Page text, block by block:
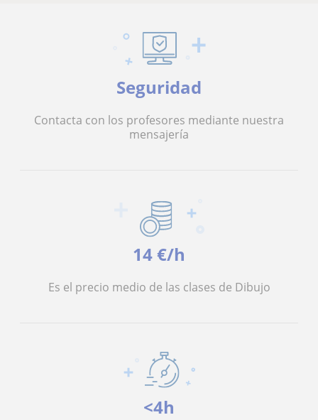
Seguridad
Contacta con los profesores mediante nuestra
mensajería
14 €/h
Es el precio medio de las clases de Dibujo
<4h